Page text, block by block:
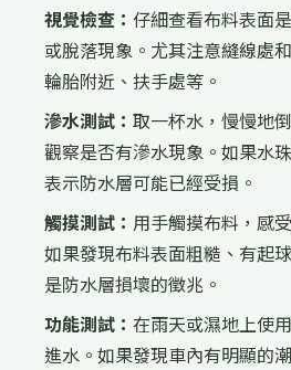
視覺檢查： 仔細查看布料表面
或脫落現象。尤其注意縫線處
輪胎附近、扶手處等。
滲水測試： 取一杯水，慢慢地
觀察是否有滲水現象。如果水
表示防水層可能已經受損。
觸摸測試： 用手觸摸布料，感
如果發現布料表面粗糙、有起
是防水層損壞的徵兆。
功能測試： 在雨天或濕地上使
進水。如果發現車內有明顯的